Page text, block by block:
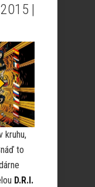
|
kruhu,
to
D.R.I.